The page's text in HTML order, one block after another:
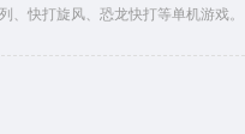
快打旋风、恐龙快打等单机游戏。